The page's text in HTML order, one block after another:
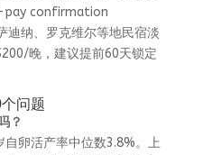
pay confirmation
迪纳、罗克维尔等地民宿淡
晚，建议提前60天锁定
问题
？
自卵活产率中位数3.8%。上